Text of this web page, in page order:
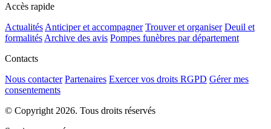
Accès rapide
Actualités Anticiper et accompagner Trouver et organiser Deuil et
formalités Archive des avis Pompes funèbres par département
Contacts
Nous contacter Partenaires Exercer vos droits RGPD Gérer mes
consentements
© Copyright 2026. Tous droits réservés